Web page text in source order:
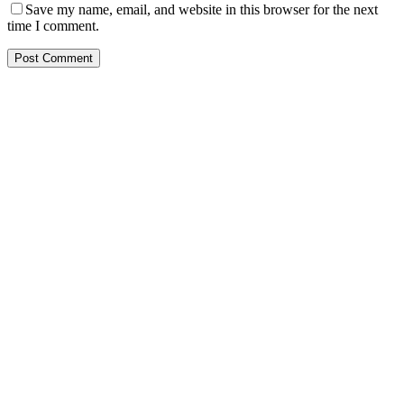
Save my name, email, and website in this browser for the next
time I comment.